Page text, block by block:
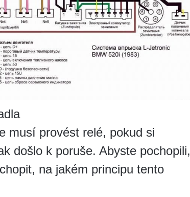
musí provést relé, pokud si
došlo k poruše. Abyste pochopili,
na jakém principu tento